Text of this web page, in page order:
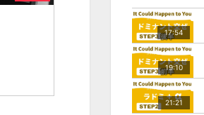
17:54
19:10
21:21